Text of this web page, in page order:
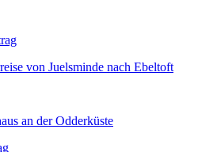
von Juelsminde nach Ebeltoft
an der Odderküste